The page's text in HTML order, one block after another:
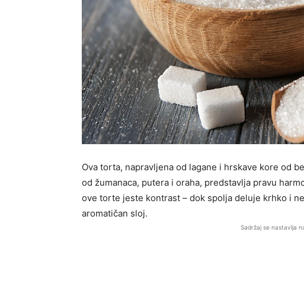
Ova torta, napravljena od lagane i hrskave kore od
od žumanaca, putera i oraha, predstavlja pravu
ove torte jeste kontrast – dok spolja deluje krhko i
aromatičan sloj.
Sadržaj se nastavlja